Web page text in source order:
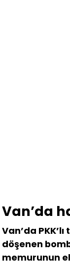
Van’da
Van’da
döşenen
memurunun